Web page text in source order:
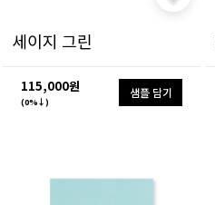
세이지 그린
115,000원
(0%↓)
샘플 담기